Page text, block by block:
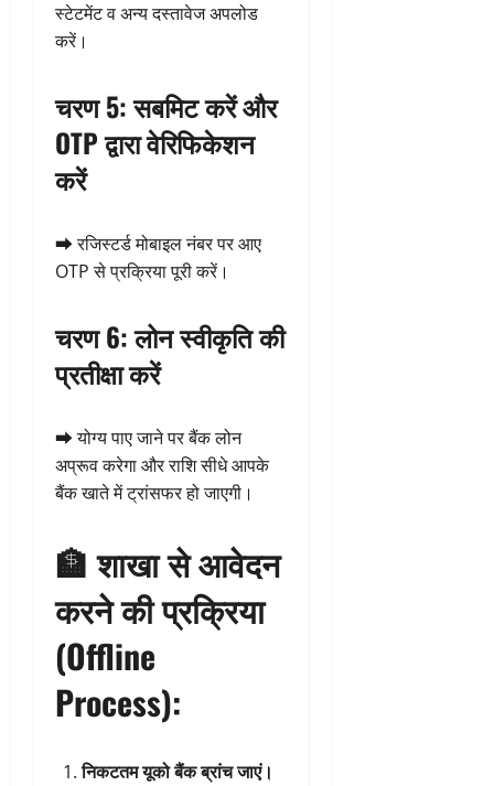
स्टेटमेंट व अन्य दस्तावेज अपलोड
करें।
चरण 5: सबमिट करें और
OTP द्वारा वेरिफिकेशन
करें
➡️ रजिस्टर्ड मोबाइल नंबर पर आए
OTP से प्रक्रिया पूरी करें।
चरण 6: लोन स्वीकृति की
प्रतीक्षा करें
➡️ योग्य पाए जाने पर बैंक लोन
अप्रूव करेगा और राशि सीधे आपके
बैंक खाते में ट्रांसफर हो जाएगी।
🏦शाखा से आवेदन
करने की प्रक्रिया
(Offline
Process):
निकटतम यूको बैंक ब्रांच जाएं।